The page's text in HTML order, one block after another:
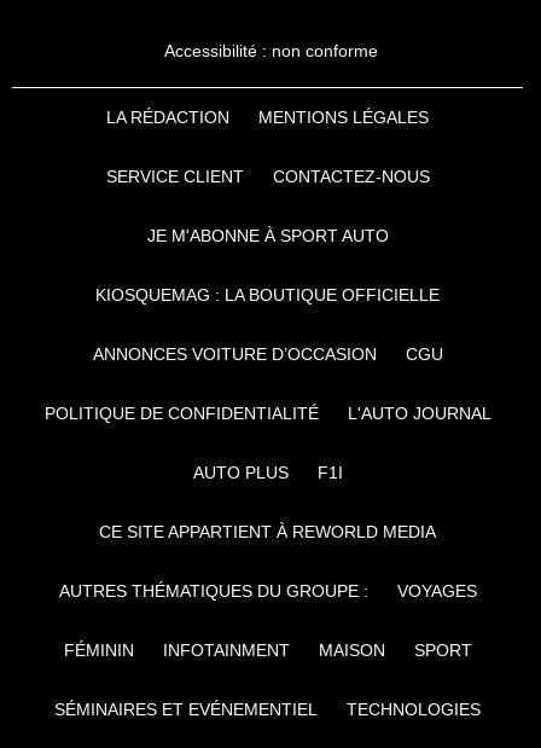
Accessibilité : non conforme
LA RÉDACTION MENTIONS LÉGALES
SERVICE CLIENT CONTACTEZ-NOUS
JE M'ABONNE À SPORT AUTO
KIOSQUEMAG : LA BOUTIQUE OFFICIELLE
ANNONCES VOITURE D’OCCASION CGU
POLITIQUE DE CONFIDENTIALITÉ L'AUTO JOURNAL
AUTO PLUS F1I
CE SITE APPARTIENT À REWORLD MEDIA
AUTRES THÉMATIQUES DU GROUPE : VOYAGES
FÉMININ INFOTAINMENT MAISON SPORT
SÉMINAIRES ET EVÉNEMENTIEL TECHNOLOGIES